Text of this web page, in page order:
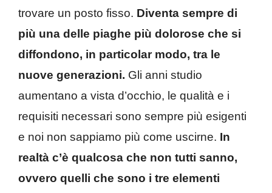
trovare un posto fisso. Diventa sempre di
più una delle piaghe più dolorose che si
diffondono, in particolar modo, tra le
nuove generazioni. Gli anni studio
aumentano a vista d’occhio, le qualità e i
requisiti necessari sono sempre più esigenti
e noi non sappiamo più come uscirne. In
realtà c’è qualcosa che non tutti sanno,
ovvero quelli che sono i tre elementi